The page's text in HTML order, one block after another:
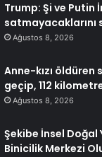
Trump: Şi ve Putin
satmayacaklarını
Ağustos 8, 2026
Anne-kızı öldüren
geçip, 112
Ağustos 8, 2026
Şekibe İnsel Doğal
Binicilik Merkezi